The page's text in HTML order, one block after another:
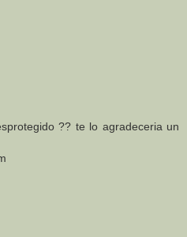
?? te lo agradeceria un